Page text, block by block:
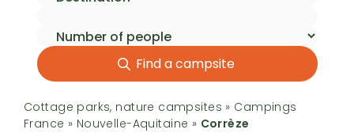
Find a campsite
Cottage parks, nature campsites » Campings
France » Nouvelle-Aquitaine » Corrèze